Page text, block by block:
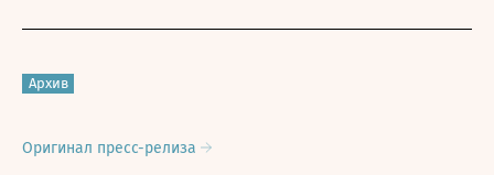
Архив
Оригинал пресс-релиза